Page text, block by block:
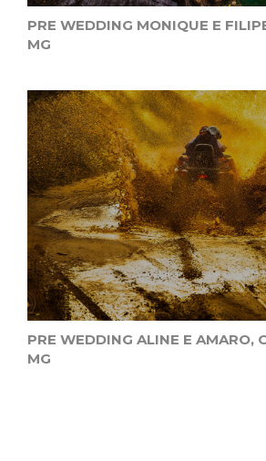
PRE WEDDING MONIQUE E
MG
PRE WEDDING ALINE E AMARO,
MG